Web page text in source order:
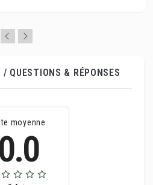
QUESTIONS & RÉPONSES
moyenne
0.0